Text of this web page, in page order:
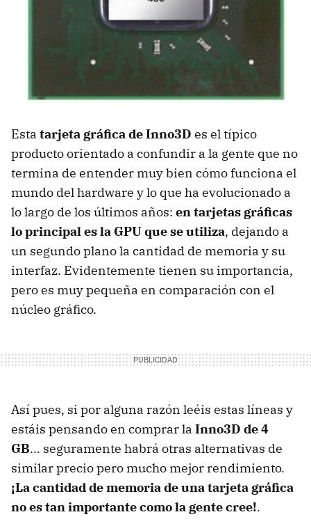
Esta tarjeta gráfica de Inno3D es el típico
producto orientado a confundir a la gente que no
termina de entender muy bien cómo funciona el
mundo del hardware y lo que ha evolucionado a
lo largo de los últimos años: en tarjetas gráficas
lo principal es la GPUque se utiliza, dejando a
un segundo plano la cantidad de memoria y su
interfaz. Evidentemente tienen su importancia,
pero es muy pequeña en comparación con el
núcleo gráfico.
Así pues, si por alguna razón leéis estas líneas y
estáis pensando en comprar la Inno3D de 4
GB... seguramente habrá otras alternativas de
similar precio pero mucho mejor rendimiento.
¡La cantidad de memoria de una tarjeta gráfica
no es tan importante como la gente cree!.